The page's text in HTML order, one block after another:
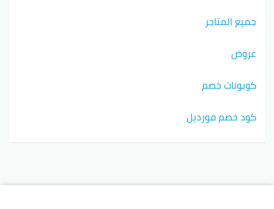
جميع المتاجر
عروض
كوبونات خصم
كود خصم فورديل